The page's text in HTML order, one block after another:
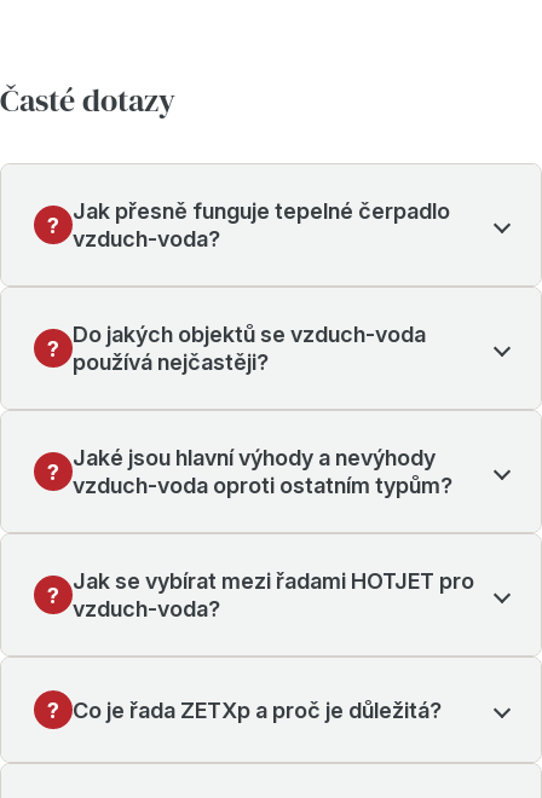
Časté dotazy
Jak přesně funguje tepelné čerpadlo
vzduch-voda?
Do jakých objektů se vzduch-voda
používá nejčastěji?
Jaké jsou hlavní výhody a nevýhody
vzduch-voda oproti ostatním typům?
Jak se vybírat mezi řadami HOTJET pro
vzduch-voda?
Co je řada ZETXp a proč je důležitá?